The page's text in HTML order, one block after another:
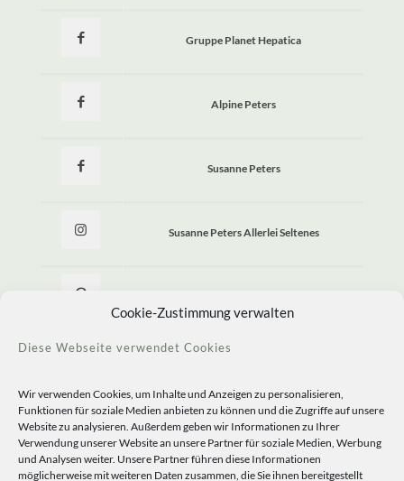
Cookie-Zustimmung verwalten
Diese Webseite verwendet Cookies
Wir verwenden Cookies, um Inhalte und Anzeigen zu personalisieren,
Funktionen für soziale Medien anbieten zu können und die Zugriffe auf unsere
Website zu analysieren. Außerdem geben wir Informationen zu Ihrer
Verwendung unserer Website an unsere Partner für soziale Medien, Werbung
und Analysen weiter. Unsere Partner führen diese Informationen
möglicherweise mit weiteren Daten zusammen, die Sie ihnen bereitgestellt
Gruppe Planet Hepatica
Alpine Peters
Susanne Peters
Susanne Peters Allerlei Seltenes